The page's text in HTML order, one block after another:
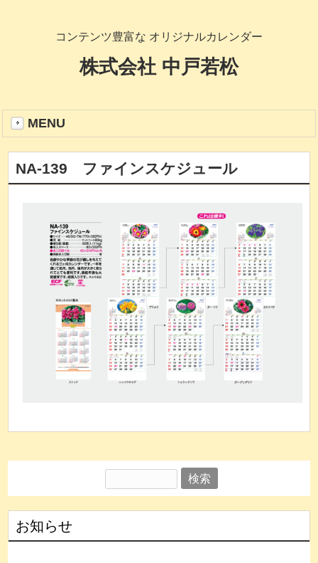
コンテンツ豊富な オリジナルカレンダー
株式会社 中戸若松
MENU
NA-139 ファインスケジュール
索:
お知らせ